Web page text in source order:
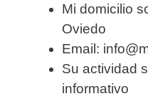
Mi domicilio
Oviedo
Email:
Su actividad
informativo